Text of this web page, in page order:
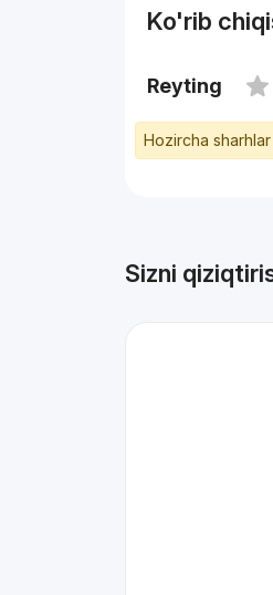
Ko'rib
Reyting
Hozircha
Sizni